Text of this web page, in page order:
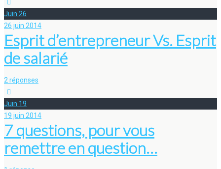
Juin 26
26 juin 2014
Esprit d’entrepreneur Vs. Esprit
de salarié
2 réponses
Juin 19
19 juin 2014
7 questions, pour vous
remettre en question…